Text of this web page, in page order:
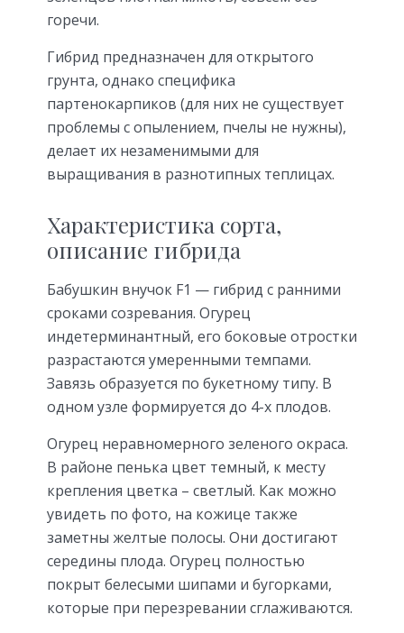
горечи.
Гибрид предназначен для открытого
грунта, однако специфика
партенокарпиков (для них не существует
проблемы с опылением, пчелы не нужны),
делает их незаменимыми для
выращивания в разнотипных теплицах.
Характеристика сорта,
описание гибрида
Бабушкин внучок F1 — гибрид с ранними
сроками созревания. Огурец
индетерминантный, его боковые отростки
разрастаются умеренными темпами.
Завязь образуется по букетному типу. В
одном узле формируется до 4-х плодов.
Огурец неравномерного зеленого окраса.
В районе пенька цвет темный, к месту
крепления цветка – светлый. Как можно
увидеть по фото, на кожице также
заметны желтые полосы. Они достигают
середины плода. Огурец полностью
покрыт белесыми шипами и бугорками,
которые при перезревании сглаживаются.